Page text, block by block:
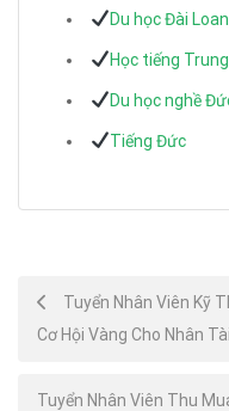
Du học Đài Loan
Học tiếng Trung
Du học nghề
Tiếng Đức
Post
navigation
Tuyển Nhân Viên Kỹ
Cơ Hội Vàng Cho Nhân
Tuyển Nhân Viên Thu